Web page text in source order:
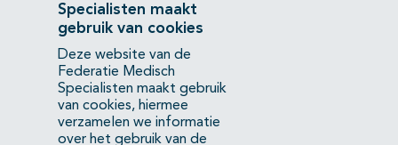
Contact
Mercatorlaan 1200
3528 BL Utrecht
(088) 505 34 34
info@richtlijnendatabase.nl
Specialisten maakt
gebruik van cookies
Deze website van de
Federatie Medisch
Specialisten maakt gebruik
van cookies, hiermee
verzamelen we informatie
over het gebruik van de